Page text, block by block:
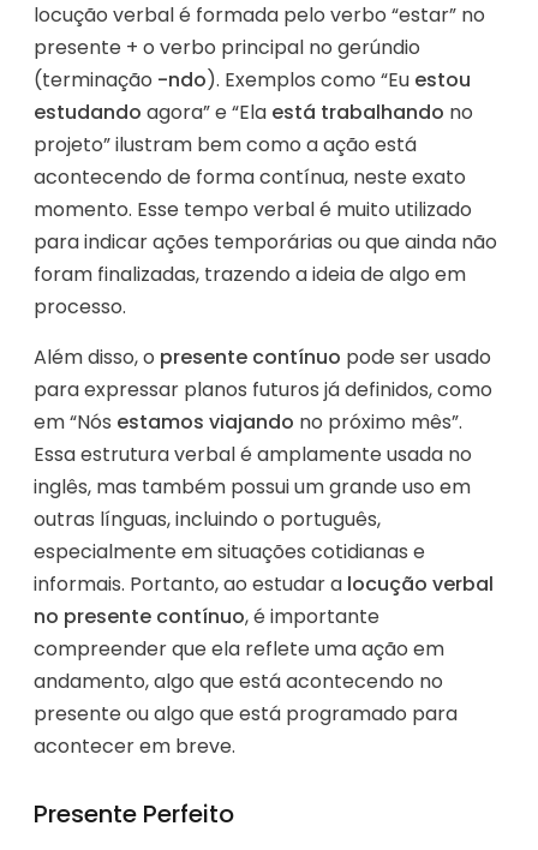
locução verbal é formada pelo verbo “estar” no
presente + o verbo principal no gerúndio
(terminação -ndo). Exemplos como “Eu estou
estudando agora” e “Ela está trabalhando no
projeto” ilustram bem como a ação está
acontecendo de forma contínua, neste exato
momento. Esse tempo verbal é muito utilizado
para indicar ações temporárias ou que ainda não
foram finalizadas, trazendo a ideia de algo em
processo.
Além disso, o presente contínuo pode ser usado
para expressar planos futuros já definidos, como
em “Nós estamos viajando no próximo mês”.
Essa estrutura verbal é amplamente usada no
inglês, mas também possui um grande uso em
outras línguas, incluindo o português,
especialmente em situações cotidianas e
informais. Portanto, ao estudar a locução verbal
no presente contínuo, é importante
compreender que ela reflete uma ação em
andamento, algo que está acontecendo no
presente ou algo que está programado para
acontecer em breve.
Presente Perfeito